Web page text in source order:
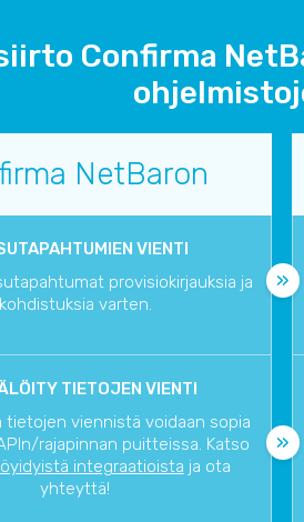
Confirma
NetBaron
VIENTI
provisiokirjauksia ja
kohdistuksia varten.
TIETOJEN VIENTI
tietojen viennistä voidaan sopia
rajapinnan puitteissa. Katso
integraatioista ja ota
yhteyttä!